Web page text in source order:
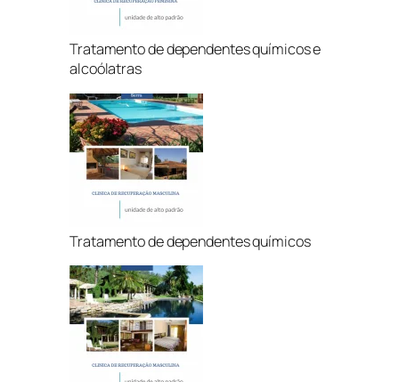
Tratamento de dependentes químicos e
alcoólatras
Tratamento de dependentes químicos